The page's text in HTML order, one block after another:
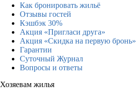
Как бронировать жильё
Отзывы гостей
Кэшбэк 30%
Акция «Пригласи друга»
Акция «Скидка на первую бронь»
Гарантии
Суточный Журнал
Вопросы и ответы
Хозяевам жилья